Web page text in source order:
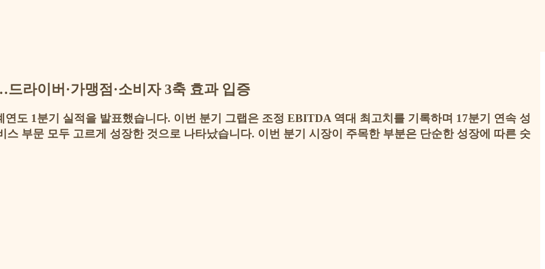
라이버·가맹점·소비자 3축 효과 입증
도 1분기 실적을 발표했습니다. 이번 분기 그랩은 조정 EBITDA 역대 최고치를 기록하며 17분기 연속 성
부문 모두 고르게 성장한 것으로 나타났습니다. 이번 분기 시장이 주목한 부분은 단순한 성장에 따른 숫